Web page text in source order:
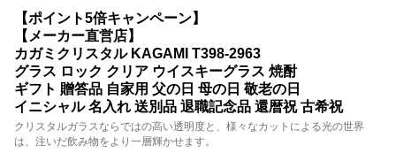
【ポイント5倍キャンペーン】
【メーカー直営店】
カガミクリスタル KAGAMI T398-2963
グラス ロック クリア ウイスキーグラス 焼酎
ギフト 贈答品 自家用 父の日 母の日 敬老の日
イニシャル 名入れ 送別品 退職記念品 還暦祝 古希祝
クリスタルガラスならではの高い透明度と、様々なカットによる光の世界
は、注いだ飲み物をより一層輝かせます。